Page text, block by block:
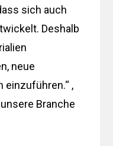
sich auch
Deshalb
neue
,
Branche